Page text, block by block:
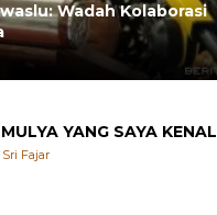
Wadah Kolaborasi
ANDI MULYA YANG SAYA KENAL
Fajar